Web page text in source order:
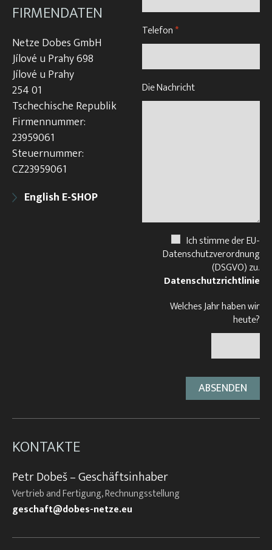
FIRMENDATEN
Netze Dobes GmbH
Jílové u Prahy 698
Jílové u Prahy
254 01
Tschechische Republik
Firmennummer:
23959061
Steuernummer:
CZ23959061
English E-SHOP
Telefon*
Die Nachricht
Ich stimme der EU-
Datenschutzverordnung
(DSGVO) zu.
Datenschutzrichtlinie
Welches Jahr haben wir
heute?
KONTAKTE
Petr Dobeš – Geschäftsinhaber
Vertrieb and Fertigung, Rechnungsstellung
geschaft@dobes-netze.eu